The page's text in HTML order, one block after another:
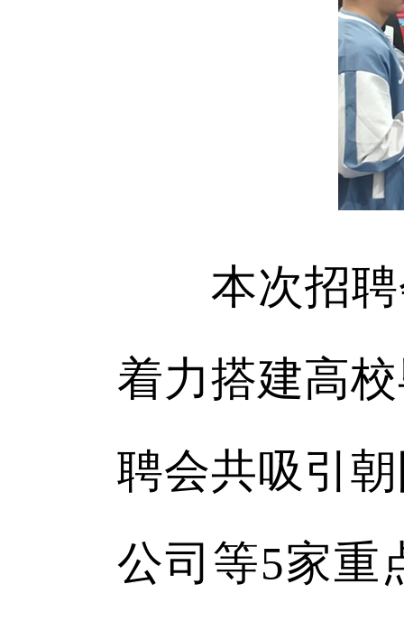
本次招聘
着力搭建高
聘会共吸引
公司等5家重